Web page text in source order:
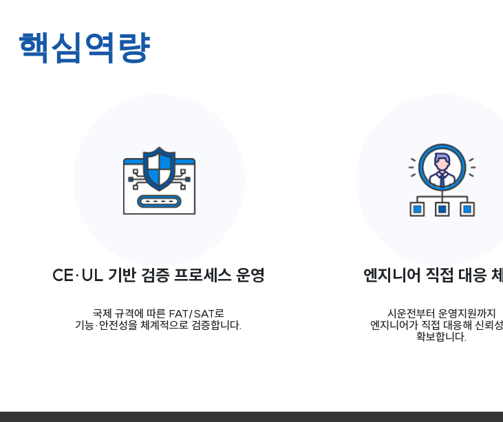
핵심역량
CE·UL 기반 검증 프로세스 운영
국제 규격에 따른 FAT/SAT로
기능·안전성을 체계적으로 검증합니다.
엔지니어 직접 대응
시운전부터 운영지원까지
엔지니어가 직접 대응해 신뢰
확보합니다.